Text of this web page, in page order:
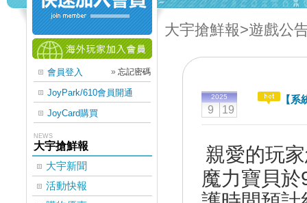
會員登入 » 忘記密碼
JoyPark/610會員開通
JoyCard購買
NEWS
大宇搶鮮報
大宇新聞
活動快報
大宇搶鮮報>遊戲公
2025
9 19
【
親愛的玩
魔力寶貝